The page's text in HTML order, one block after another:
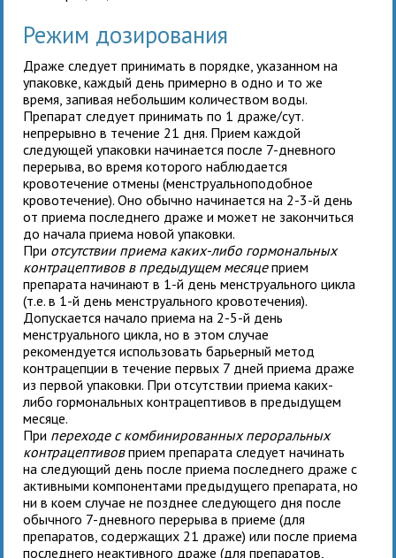
Режим дозирования
Драже следует принимать в порядке, указанном на
упаковке, каждый день примерно в одно и то же
время, запивая небольшим количеством воды.
Препарат следует принимать по 1 драже/сут.
непрерывно в течение 21 дня. Прием каждой
следующей упаковки начинается после 7-дневного
перерыва, во время которого наблюдается
кровотечение отмены (менструальноподобное
кровотечение). Оно обычно начинается на 2-3-й день
от приема последнего драже и может не закончиться
до начала приема новой упаковки.
При отсутствии приема каких-либо гормональных
контрацептивов в предыдущем месяцеприем
препарата начинают в 1-й день менструального цикла
(т.е. в 1-й день менструального кровотечения).
Допускается начало приема на 2-5-й день
менструального цикла, но в этом случае
рекомендуется использовать барьерный метод
контрацепции в течение первых 7 дней приема драже
из первой упаковки. При отсутствии приема каких-
либо гормональных контрацептивов в предыдущем
месяце.
При переходе с комбинированных пероральных
контрацептивовприем препарата следует начинать
на следующий день после приема последнего драже с
активными компонентами предыдущего препарата, но
ни в коем случае не позднее следующего дня после
обычного 7-дневного перерыва в приеме (для
препаратов, содержащих 21 драже) или после приема
последнего неактивного драже (для препаратов,